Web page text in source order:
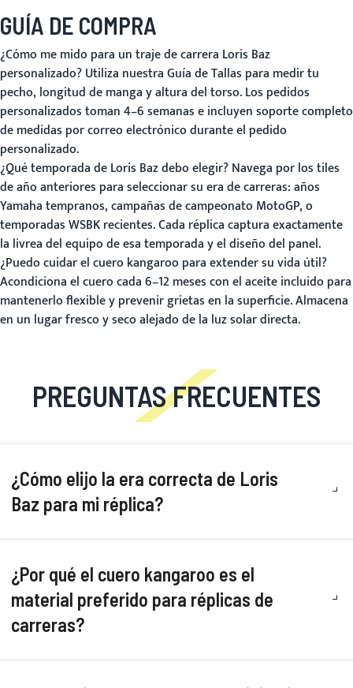
GUÍA DE COMPRA
¿Cómo me mido para un traje de carrera Loris Baz
personalizado?Utiliza nuestraGuía de Tallas para medir tu
pecho, longitud de manga y altura del torso. Los pedidos
personalizados toman 4–6 semanas e incluyen soporte completo
de medidas por correo electrónico durante el pedido
personalizado.
¿Qué temporada de Loris Baz debo elegir?Navega por los tiles
de año anteriores para seleccionar su era de carreras: años
Yamaha tempranos, campañas de campeonato MotoGP, o
temporadas WSBK recientes. Cada réplica captura exactamente
la livrea del equipo de esa temporada y el diseño del panel.
¿Puedo cuidar el cuero kangaroo para extender su vida útil?
Acondiciona el cuero cada 6–12 meses con el aceite incluido para
mantenerlo flexible y prevenir grietas en la superficie. Almacena
en un lugar fresco y seco alejado de la luz solar directa.
PREGUNTAS FRECUENTES
¿Cómo elijo la era correcta de Loris
Baz para mi réplica?
¿Por qué el cuero kangaroo es el
material preferido para réplicas de
carreras?